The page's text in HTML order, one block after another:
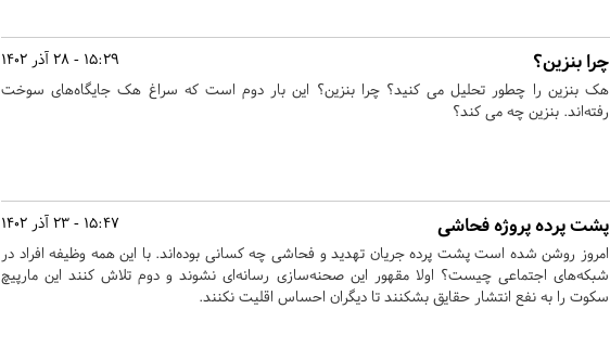
15:29 - 28 آذر 1402 چرا بنزین؟
هک بنزین را چطور تحلیل می کنید؟ چرا بنزین؟ این بار دوم است که سراغ هک جایگاه‌های سوخت
رفته‌اند. بنزین چه می کند؟
15:47 - 23 آذر 1402 پشت پرده پروژه فحاشی
امروز روشن شده است پشت پرده جریان تهدید و فحاشی چه کسانی بوده‌اند. با این همه وظیفه افراد در
شبکه‌های اجتماعی چیست؟ اولا مقهور این صحنه‌سازی‌ رسانه‌ای نشوند و دوم تلاش کنند این مارپیچ
سکوت را به نفع انتشار حقایق بشکنند تا دیگران احساس اقلیت نکنند.